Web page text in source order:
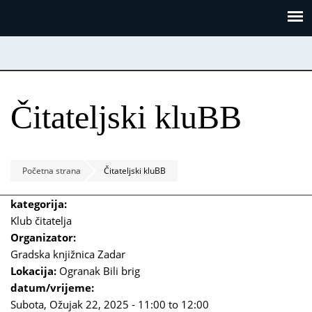
Čitateljski kluBB
Početna strana Čitateljski kluBB
kategorija:
Klub čitatelja
Organizator:
Gradska knjižnica Zadar
Lokacija: Ogranak Bili brig
datum/vrijeme:
Subota, Ožujak 22, 2025 - 11:00 to 12:00